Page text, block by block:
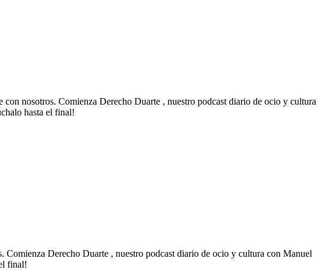
nosotros. Comienza Derecho Duarte , nuestro podcast diario de ocio y cultura
hasta el final!
Derecho Duarte , nuestro podcast diario de ocio y cultura con Manuel
final!